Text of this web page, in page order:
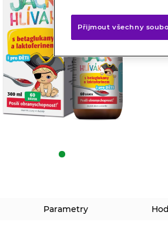
Parametry
Přijmout všechny